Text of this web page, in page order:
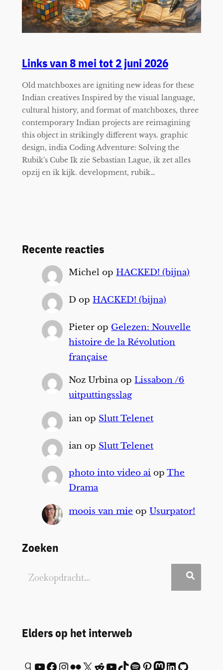
Links van 8 mei tot 2 juni 2026
Old matchboxes are igniting new ideas for these
Indian creatives Inspired by the visual language,
cultural history, and format of matchboxes, three
contemporary Indian projects are reimagining
this object in strikingly different ways. graphic
design, india Coding Adventure: Solving the
Rubik's Cube Ik zie Sebastian Lague, ik zet alles
opzij en ik kijk. development, rubik…
Recente reacties
Michel opHACKED! (bijna)
D opHACKED! (bijna)
Pieter op Gelezen: Nouvelle
histoire de la Révolution
française
Noz UrbinaopLissabon /6
uitputtingsslag
ian op Slutt Telenet
ian op Slutt Telenet
photo into video ai opThe
Drama
moois van mie opUsurpator!
Zoeken
Elders op het interweb
Goodreads YouTube Facebook InstagramFlickr X Reddit YouTube TikTok Spotify Pinterest Mastodon LinkedIn GitHub